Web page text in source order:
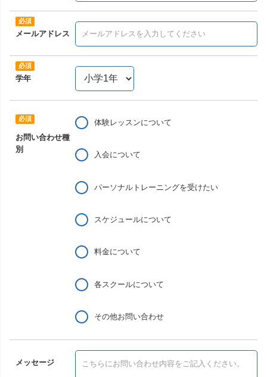
メールアドレス
学年
お問い合わせ種
別
体験レッスンについて
入会について
パーソナルトレーニングを受けたい
スケジュールについて
料金について
各スクールについて
その他お問い合わせ
メッセージ